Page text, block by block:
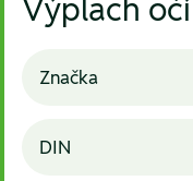
Výplach očí
Značka
DIN